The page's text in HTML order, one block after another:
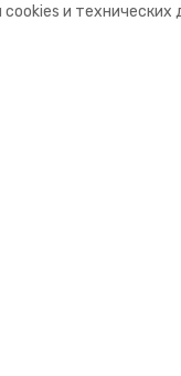
и технических